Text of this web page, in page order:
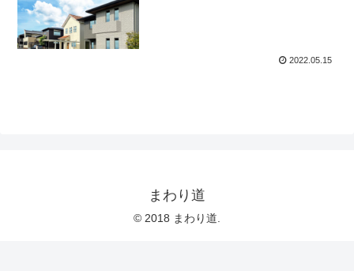
2022.05.15
まわり道
© 2018 まわり道.